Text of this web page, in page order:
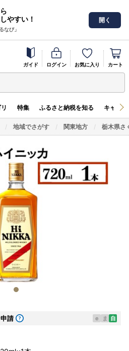
やすい！
なび」
開く
ガイド ログイン お気に入り カート
特集 ふるさと納税を知る キャン
地域でさがす 関東地方 栃木県さ
請 e ま 自